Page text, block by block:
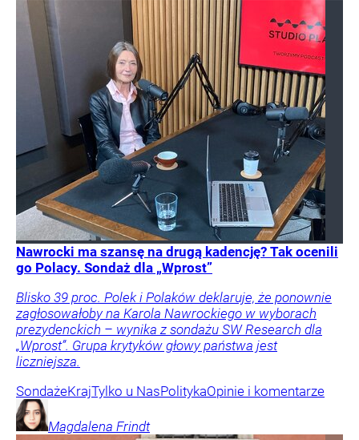
Nawrocki ma szansę na drugą kadencję? Tak ocenili
go Polacy. Sondaż dla „Wprost”
Blisko 39 proc. Polek i Polaków deklaruje, że ponownie
zagłosowałoby na Karola Nawrockiego w wyborach
prezydenckich – wynika z sondażu SW Research dla
„Wprost”. Grupa krytyków głowy państwa jest
liczniejsza.
SondażeKrajTylko u NasPolitykaOpinie i komentarze
Magdalena Frindt